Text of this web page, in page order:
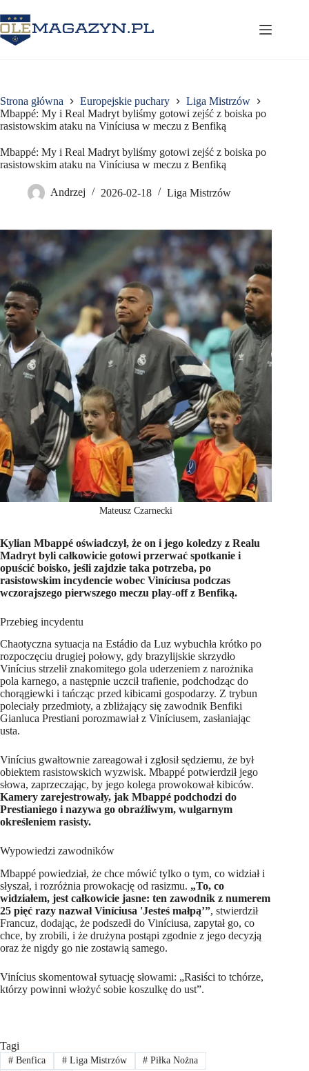
do
treści
Strona główna Europejskie puchary
Liga Mistrzów
Mbappé: My i Real Madryt byliśmy gotowi zejść z boiska po
rasistowskim ataku na Viníciusa w meczu z Benfiką
Mbappé: My i Real Madryt byliśmy gotowi zejść z boiska po
rasistowskim ataku na Viníciusa w meczu z Benfiką
Andrzej 2026-02-18 Liga Mistrzów
Mateusz Czarnecki
Kylian Mbappé oświadczył, że on i jego koledzy z Realu
Madryt byli całkowicie gotowi przerwać spotkanie i
opuścić boisko, jeśli zajdzie taka potrzeba, po
rasistowskim incydencie wobec Viníciusa podczas
wczorajszego pierwszego meczu play-off z Benfiką.
Przebieg incydentu
Chaotyczna sytuacja na Estádio da Luz wybuchła krótko po
rozpoczęciu drugiej połowy, gdy brazylijskie skrzydło
Vinícius strzelił znakomitego gola uderzeniem z narożnika
pola karnego, a następnie uczcił trafienie, podchodząc do
chorągiewki i tańcząc przed kibicami gospodarzy. Z trybun
poleciały przedmioty, a zbliżający się zawodnik Benfiki
Gianluca Prestiani porozmawiał z Viníciusem, zasłaniając
usta.
Vinícius gwałtownie zareagował i zgłosił sędziemu, że był
obiektem rasistowskich wyzwisk. Mbappé potwierdził jego
słowa, zaprzeczając, by jego kolega prowokował kibiców.
Kamery zarejestrowały, jak Mbappé podchodzi do
Prestianiego i nazywa go obraźliwym, wulgarnym
określeniem rasisty.
Wypowiedzi zawodników
Mbappé powiedział, że chce mówić tylko o tym, co widział i
słyszał, i rozróżnia prowokację od rasizmu. „To, co
widziałem, jest całkowicie jasne: ten zawodnik z numerem
25 pięć razy nazwał Viníciusa 'Jesteś małpą’”, stwierdził
Francuz, dodając, że podszedł do Viníciusa, zapytał go, co
chce, by zrobili, i że drużyna postąpi zgodnie z jego decyzją
oraz że nigdy go nie zostawią samego.
Vinícius skomentował sytuację słowami: „Rasiści to tchórze,
którzy powinni włożyć sobie koszulkę do ust”.
Tagi
#Benfica #Liga Mistrzów # Piłka Nożna